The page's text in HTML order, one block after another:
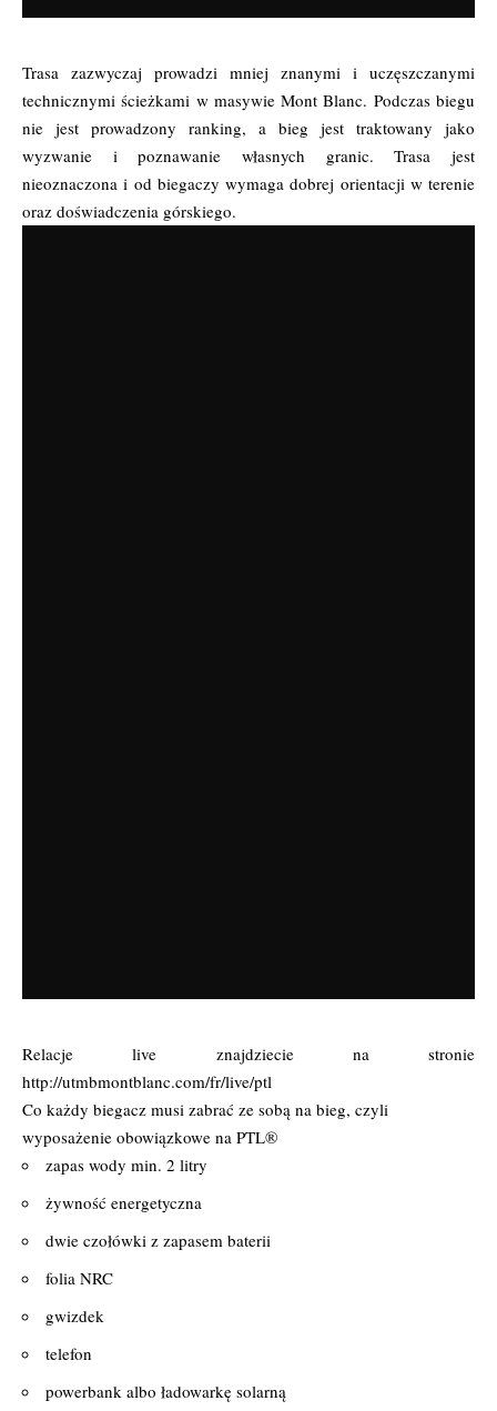
Trasa zazwyczaj prowadzi mniej znanymi i uczęszczanymi
technicznymi ścieżkami w masywie Mont Blanc. Podczas biegu
nie jest prowadzony ranking, a bieg jest traktowany jako
wyzwanie i poznawanie własnych granic. Trasa jest
nieoznaczona i od biegaczy wymaga dobrej orientacji w terenie
oraz doświadczenia górskiego.
Relacje live znajdziecie na stronie
http://utmbmontblanc.com/fr/live/ptl
Co każdy biegacz musi zabrać ze sobą na bieg, czyli
wyposażenie obowiązkowe na PTL®
zapas wody min. 2 litry
żywność energetyczna
dwie czołówki z zapasem baterii
folia NRC
gwizdek
telefon
powerbank albo ładowarkę solarną